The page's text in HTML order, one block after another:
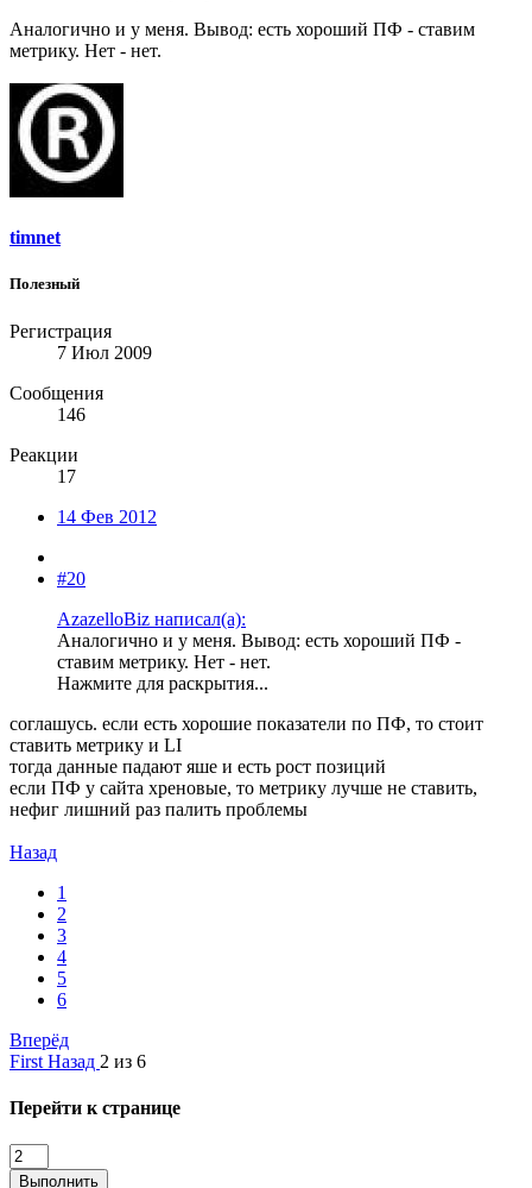
Аналогично и у меня. Вывод: есть хороший ПФ - ставим
метрику. Нет - нет.
timnet
Полезный
Регистрация
7 Июл 2009
Сообщения
146
Реакции
17
14 Фев 2012
#20
AzazelloBiz написал(а):
Аналогично и у меня. Вывод: есть хороший ПФ -
ставим метрику. Нет - нет.
Нажмите для раскрытия...
соглашусь. если есть хорошие показатели по ПФ, то стоит
ставить метрику и LI
тогда данные падают яше и есть рост позиций
если ПФ у сайта хреновые, то метрику лучше не ставить,
нефиг лишний раз палить проблемы
Назад
1
2
3
4
5
6
Вперёд
First Назад 2 из 6
Перейти к странице
Выполнить